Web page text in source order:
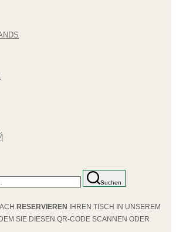
Suchen
RESERVIEREN
IHREN TISCH IN UNSEREM
SIE DIESEN QR-CODE SCANNEN ODER